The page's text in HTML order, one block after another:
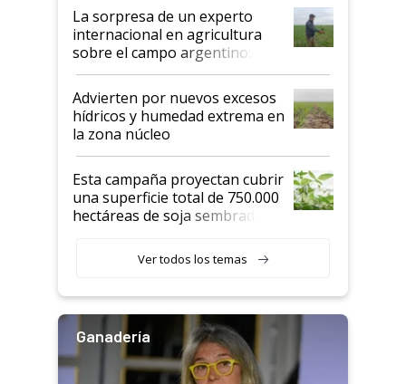
La sorpresa de un experto
internacional en agricultura
sobre el campo argentino:
"Estoy muy impresionado"
Advierten por nuevos excesos
hídricos y humedad extrema en
la zona núcleo
Esta campaña proyectan cubrir
una superficie total de 750.000
hectáreas de soja sembradas
variedades que marcan un
salto tecnológico en genética y
Ver todos los temas
Ganadería